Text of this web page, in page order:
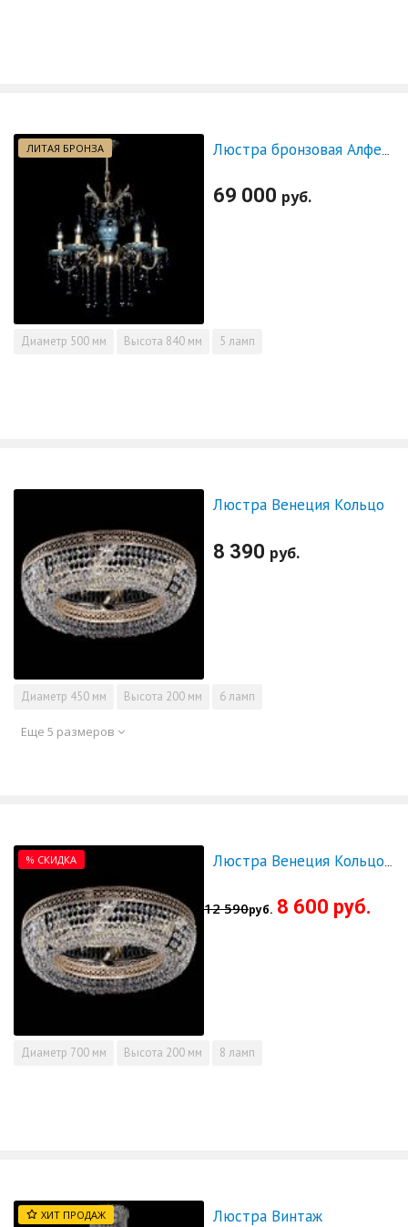
ЛИТАЯ БРОНЗА Люстра бронзовая Алфея №5 "Малахит" шар черная
69 000 руб.
Диаметр 500 мм Высота 840 мм 5 ламп
Люстра Венеция Кольцо
8 390 руб.
Диаметр 450 мм Высота 200 мм 6 ламп
Еще 5 размеров
% СКИДКА
12 590руб. 8 600 руб.
Диаметр 700 мм Высота 200 мм 8 ламп
ХИТ ПРОДАЖ
Люстра Винтаж